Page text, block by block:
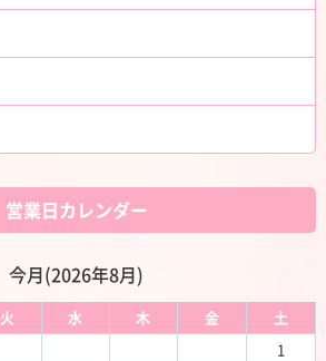
営業日カレンダー
今月(2026年8月)
火 水 木 金
土
1